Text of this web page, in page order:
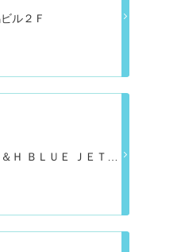
ル２Ｆ
Ｈ ＢＬＵＥ ＪＥＴビ